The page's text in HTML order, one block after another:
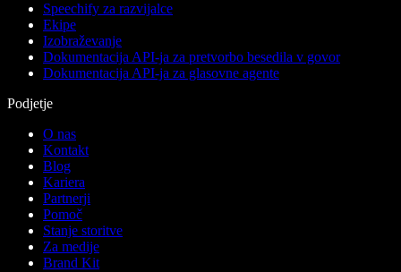
Speechify za razvijalce
Ekipe
Izobraževanje
Dokumentacija API-ja za pretvorbo besedila v govor
Dokumentacija API-ja za glasovne agente
Podjetje
O nas
Kontakt
Blog
Kariera
Partnerji
Pomoč
Stanje storitve
Za medije
Brand Kit